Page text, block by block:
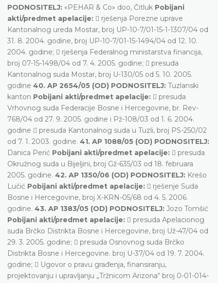
PODNOSITELJ: «PEHAR & Co» doo, Čitluk Pobijani
akti/predmet apelacije:  rješenja Porezne uprave
Kantonalnog ureda Mostar, broj UP-10-7/01-15-1-1307/04 od
31. 8. 2004. godine, broj UP-10-7/01-15-1494/04 od 12. 10.
2004. godine;  rješenja Federalnog ministarstva financija,
broj 07-15-1498/04 od 7. 4. 2005. godine;  presuda
Kantonalnog suda Mostar, broj U-130/05 od 5. 10. 2005.
godine 40. AP 2654/05 (OD) PODNOSITELJ: Tuzlanski
kanton Pobijani akti/predmet apelacije:  presuda
Vrhovnog suda Federacije Bosne i Hercegovine, br. Rev-
768/04 od 27. 9. 2005. godine i Pž-108/03 od 1. 6. 2004.
godine  presuda Kantonalnog suda u Tuzli, broj PS-250/02
od 7. 1. 2003. godine. 41. AP 1088/05 (OD) PODNOSITELJ:
Danica Perić Pobijani akti/predmet apelacije:  presuda
Okružnog suda u Bijeljini, broj Gž-635/03 od 18. februara
2005. godine. 42. AP 1350/06 (OD) PODNOSITELJ: Krešo
Lučić Pobijani akti/predmet apelacije:  rješenje Suda
Bosne i Hercegovine, broj X-KRN-05/68 od 4. 5. 2006.
godine. 43. AP 1383/05 (OD) PODNOSITELJ: Jozo Tomšić
Pobijani akti/predmet apelacije:  presuda Apelacionog
suda Brčko Distrikta Bosne i Hercegovine, broj Už-47/04 od
29. 3. 2005. godine;  presuda Osnovnog suda Brčko
Distrikta Bosne i Hercegovine. broj U-37/04 od 19. 7. 2004.
godine;  Ugovor o pravu građenja, finansiranju,
projektovanju i upravljanju „Tržnicom Arizona“ broj 0-01-014-